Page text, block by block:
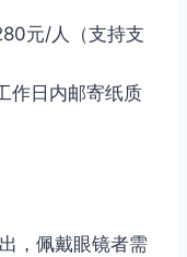
元/人（支持支
作日内邮寄纸质
，佩戴眼镜者需